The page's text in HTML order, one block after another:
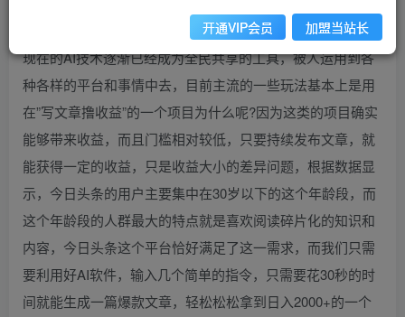
现在的AI技术逐渐已经成为全民共享的工具，被人运用到各
种各样的平台和事情中去，目前主流的一些玩法基本上是用
在”写文章撸收益”的一个项目为什么呢?因为这类的项目确实
能够带来收益，而且门槛相对较低，只要持续发布文章，就
能获得一定的收益，只是收益大小的差异问题，根据数据显
示，今日头条的用户主要集中在30岁以下的这个年龄段，而
这个年龄段的人群最大的特点就是喜欢阅读碎片化的知识和
内容，今日头条这个平台恰好满足了这一需求，而我们只需
要利用好AI软件，输入几个简单的指令，只需要花30秒的时
间就能生成一篇爆款文章，轻松松松拿到日入2000+的一个
开通VIP会员 加盟当站长